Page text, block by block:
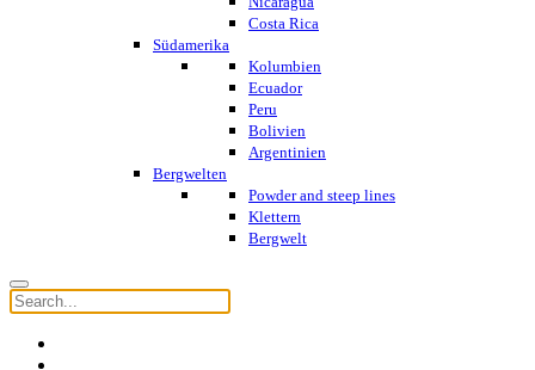
Costa Rica
Südamerika
Kolumbien
Ecuador
Peru
Bolivien
Argentinien
Bergwelten
Powder and steep lines
Klettern
Bergwelt